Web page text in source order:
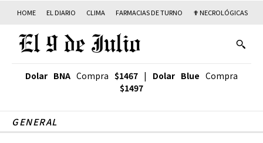
HOME EL DIARIO CLIMA FARMACIAS DE TURNO ✟ NECROLÓGICAS
Dolar BNA Compra $1467 | Dolar Blue Compra
$1497
GENERAL